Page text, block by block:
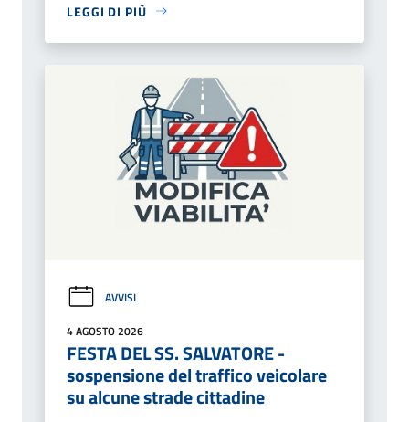
LEGGI DI PIÙ
AVVISI
4 AGOSTO 2026
FESTA DEL SS. SALVATORE -
sospensione del traffico veicolare
su alcune strade cittadine